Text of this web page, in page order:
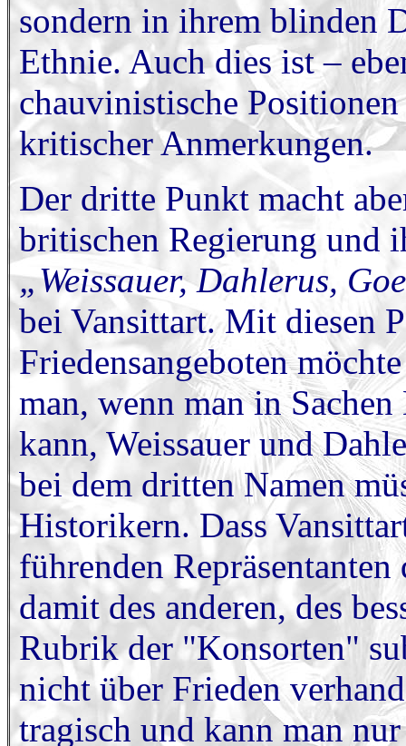
sondern in ihrem blinden
Ethnie. Auch dies ist –
chauvinistische
kritischer Anmerkungen.
Der dritte Punkt macht
britischen Regierung und
„Weissauer, Dahlerus,
bei Vansittart. Mit diesen
Friedensangeboten
man, wenn man in
kann, Weissauer und
bei dem dritten Namen
Historikern. Dass
führenden
damit des anderen, des
Rubrik der "Konsorten"
nicht über Frieden
tragisch und kann man